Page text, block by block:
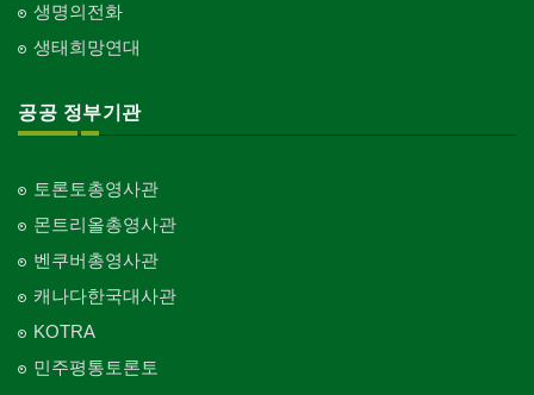
생명의전화
생태희망연대
공공 정부기관
토론토총영사관
몬트리올총영사관
벤쿠버총영사관
캐나다한국대사관
KOTRA
민주평통토론토